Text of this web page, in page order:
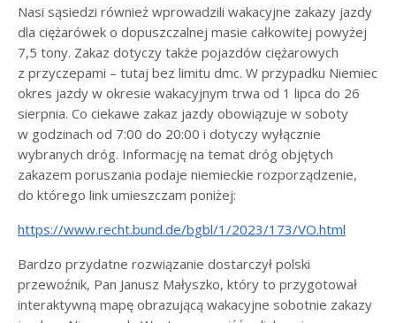
Nasi sąsiedzi również wprowadzili wakacyjne zakazy jazdy
dla ciężarówek o dopuszczalnej masie całkowitej powyżej
7,5 tony. Zakaz dotyczy także pojazdów ciężarowych
z przyczepami – tutaj bez limitu dmc. W przypadku Niemiec
okres jazdy w okresie wakacyjnym trwa od 1 lipca do 26
sierpnia. Co ciekawe zakaz jazdy obowiązuje w soboty
w godzinach od 7:00 do 20:00 i dotyczy wyłącznie
wybranych dróg. Informację na temat dróg objętych
zakazem poruszania podaje niemieckie rozporządzenie,
do którego link umieszczam poniżej:
https://www.recht.bund.de/bgbl/1/2023/173/VO.html
Bardzo przydatne rozwiązanie dostarczył polski
przewoźnik, Pan Janusz Małyszko, który to przygotował
interaktywną mapę obrazującą wakacyjne sobotnie zakazy